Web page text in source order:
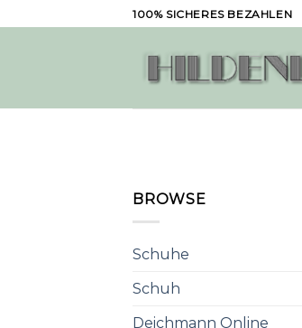
to
100% SICHERES BEZAHLEN
BROWSE
Schuhe
Schuh
Deichmann Online